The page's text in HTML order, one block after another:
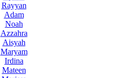
Rayyan
Adam
Noah
Azzahra
Aisyah
Maryam
Irdina
Mateen